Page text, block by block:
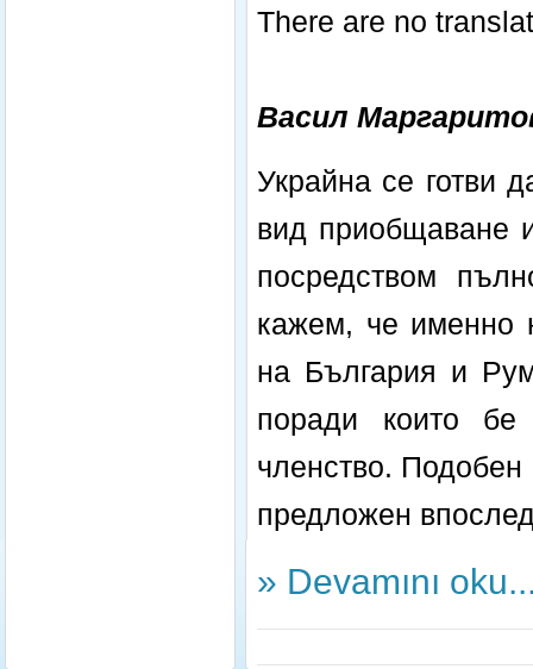
There are no
Васил
Украйна се готви
вид приобщаване
посредством
кажем, че именно
на България и
поради които бе
членство.
предложен
» Devamını